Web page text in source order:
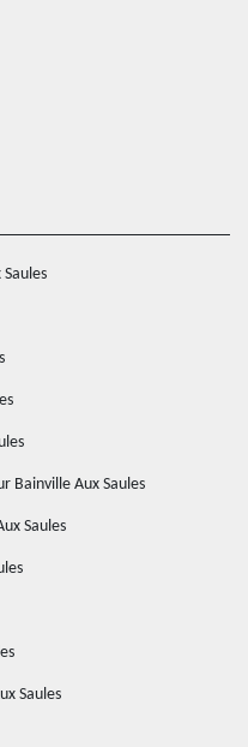
Bainville Aux Saules
Saules
Saules